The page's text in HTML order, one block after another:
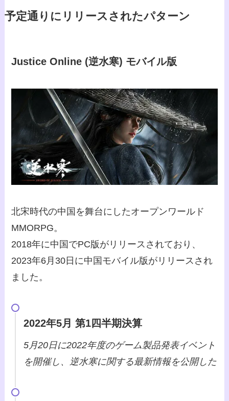
予定通りにリリースされたパターン
Justice Online (逆水寒) モバイル版
北宋時代の中国を舞台にしたオープンワールド
MMORPG。
2018年に中国でPC版がリリースされており、
2023年6月30日に中国モバイル版がリリースされ
ました。
2022年5月 第1四半期決算
5月20日に2022年度のゲーム製品発表イベント
を開催し、逆水寒に関する最新情報を公開した